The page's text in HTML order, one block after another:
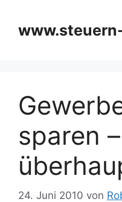
springen
sparen
24. Juni 2010 von